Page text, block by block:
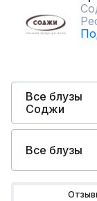
Все блузы
Соджи
Все блузы